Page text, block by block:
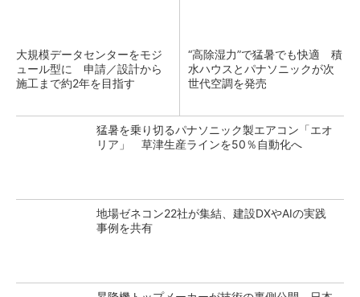
大規模データセンターをモジ
ュール型に 申請／設計から
施工まで約2年を目指す
“高除湿力”で猛暑でも快適 積
水ハウスとパナソニックが次
世代空調を発売
猛暑を乗り切るパナソニック製エアコン「エオ
リア」 草津生産ラインを50％自動化へ
地場ゼネコン22社が集結、建設DXやAIの実践
事例を共有